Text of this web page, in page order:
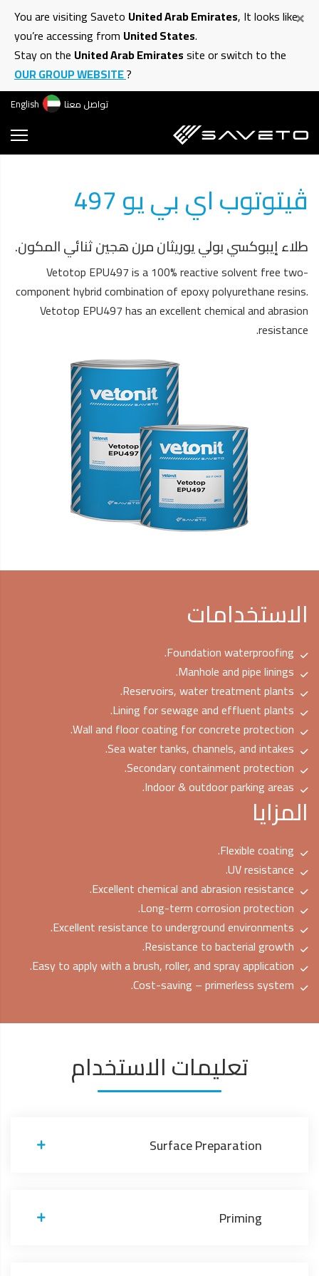
You are visiting Saveto United Arab Emirates, It looks like
you’re accessing from United States.
Stay on the United Arab Emiratessite or switch to the
OUR GROUP WEBSITE?
×
تواصل معنا English
ڤيتوتوب اي بي يو 497
طلاء إيبوكسي بولي يوريثان مرن هجين ثنائي المكون.
Vetotop EPU497 is a 100% reactive solvent free two-
component hybrid combination of epoxy polyurethane resins.
Vetotop EPU497 has an excellent chemical and abrasion
resistance.
الاستخدامات
Foundation waterproofing.
Manhole and pipe linings.
Reservoirs, water treatment plants.
Lining for sewage and effluent plants.
Wall and floor coating for concrete protection.
Sea water tanks, channels, and intakes.
Secondary containment protection.
Indoor & outdoor parking areas.
المزايا
Flexible coating.
UV resistance.
Excellent chemical and abrasion resistance.
Long-term corrosion protection.
Excellent resistance to underground environments.
Resistance to bacterial growth.
Easy to apply with a brush, roller, and spray application.
Cost-saving – primerless system.
تعليمات الاستخدام
Surface Preparation
Priming